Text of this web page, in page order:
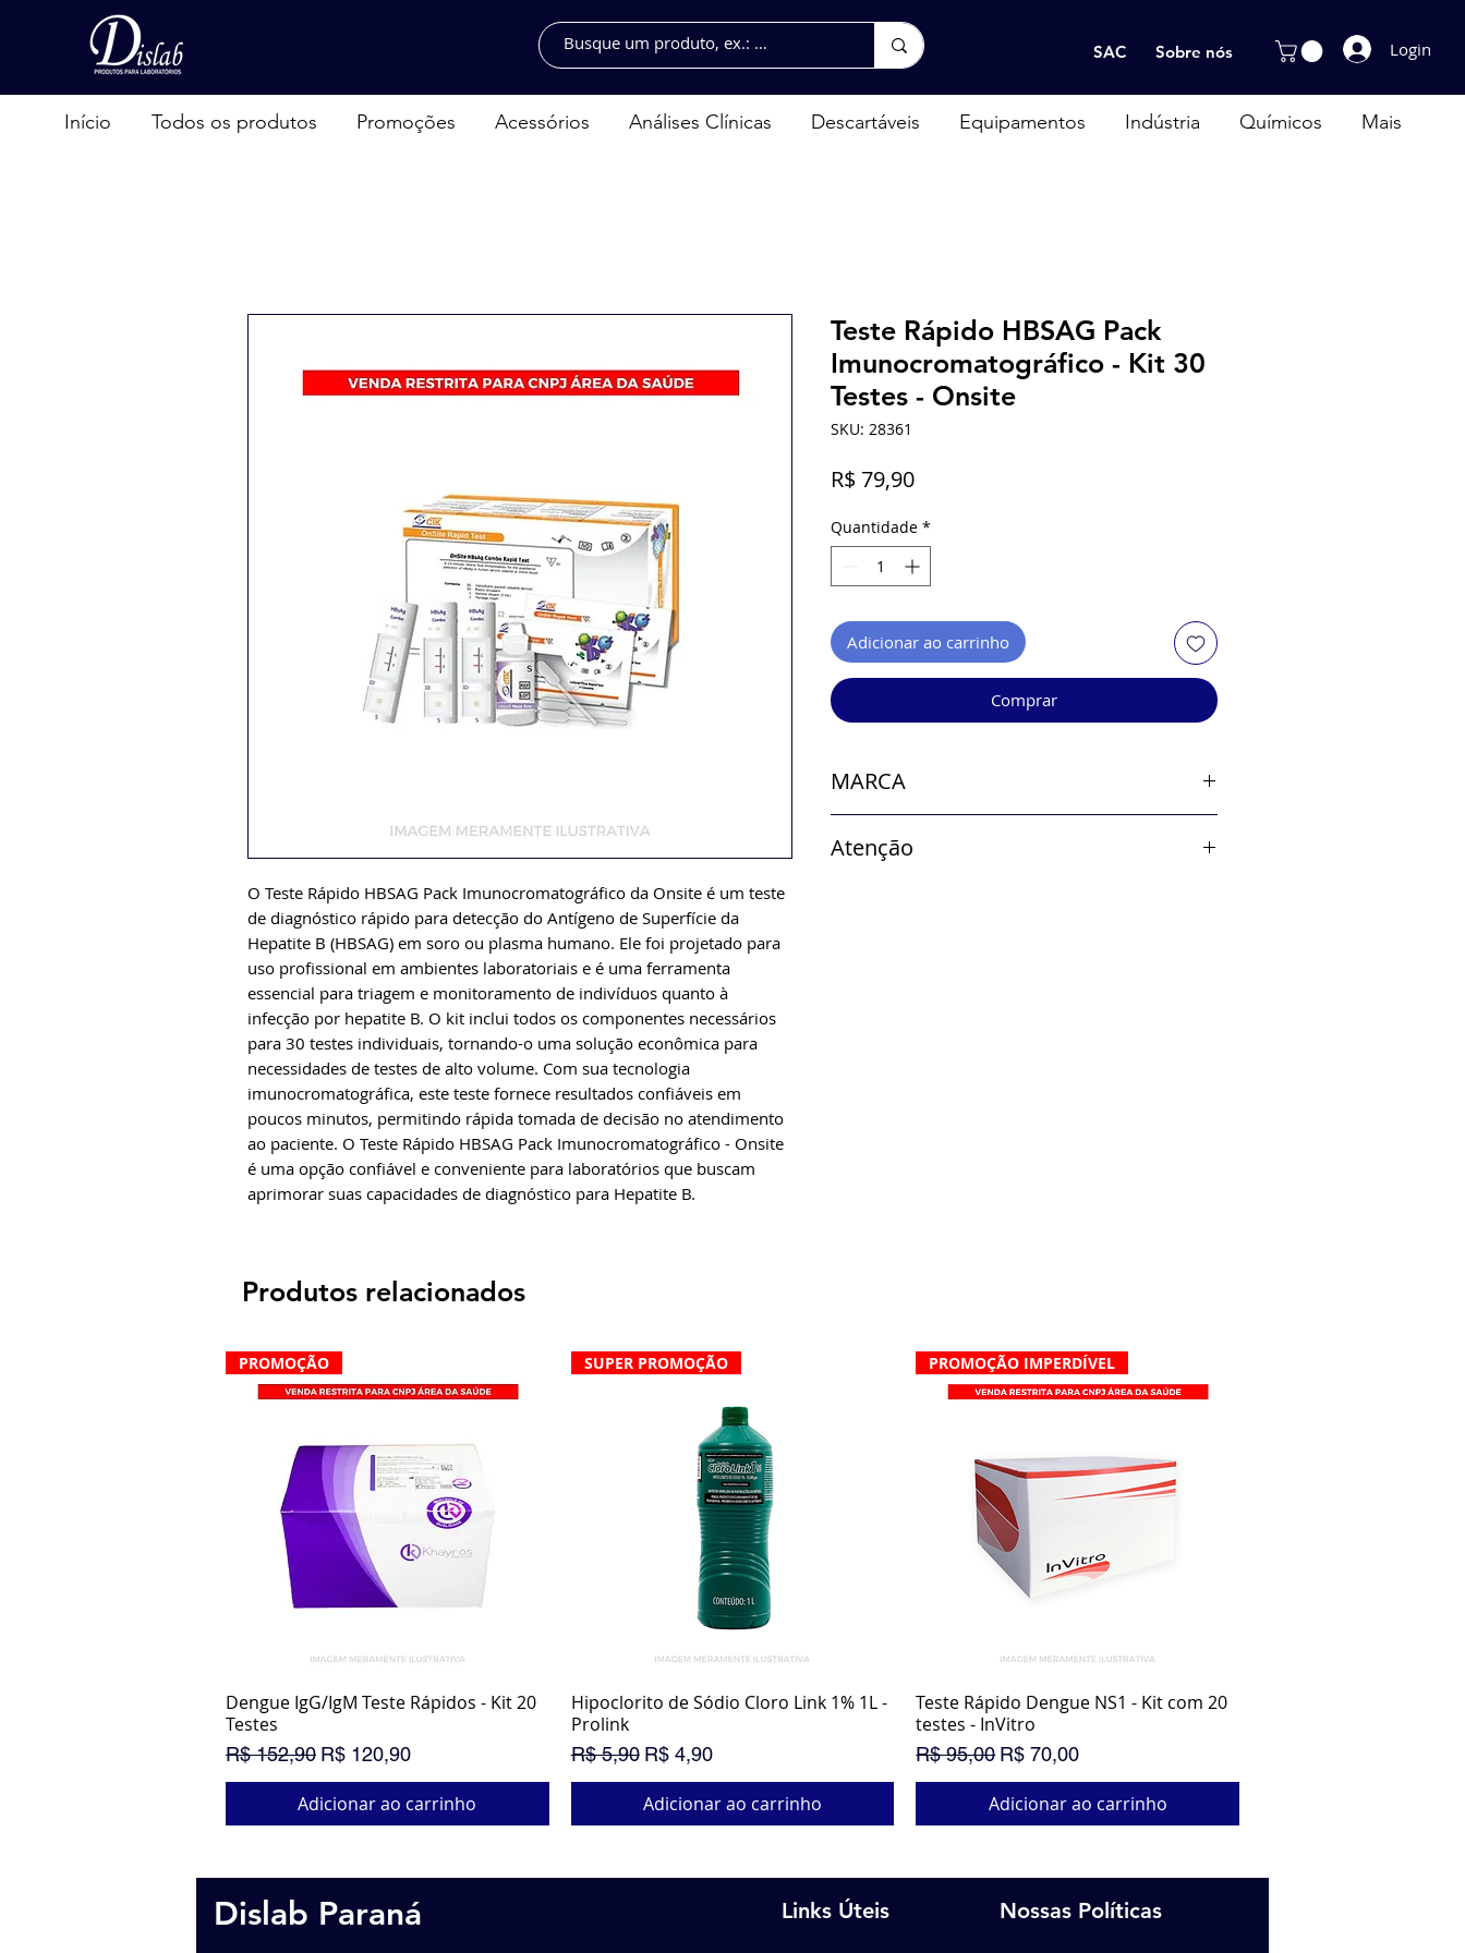
SAC Sobre nós Login
Início Todos os produtos Promoções Acessórios Análises Clínicas Descartáveis Equipamentos Indústria Químicos Mais
O Teste Rápido HBSAG Pack Imunocromatográfico da Onsite é um teste
de diagnóstico rápido para detecção do Antígeno de Superfície da
Hepatite B (HBSAG) em soro ou plasma humano. Ele foi projetado para
uso profissional em ambientes laboratoriais e é uma ferramenta
essencial para triagem e monitoramento de indivíduos quanto à
infecção por hepatite B. O kit inclui todos os componentes necessários
para 30 testes individuais, tornando-o uma solução econômica para
necessidades de testes de alto volume. Com sua tecnologia
imunocromatográfica, este teste fornece resultados confiáveis ​​em
poucos minutos, permitindo rápida tomada de decisão no atendimento
ao paciente. O Teste Rápido HBSAG Pack Imunocromatográfico - Onsite
é uma opção confiável e conveniente para laboratórios que buscam
aprimorar suas capacidades de diagnóstico para Hepatite B.
Teste Rápido HBSAG Pack
Imunocromatográfico - Kit 30
Testes - Onsite
SKU: 28361
R$ 79,90Preço
Quantidade *
Adicionar ao carrinho
Comprar
MARCA
Atenção
Produtos relacionados
Visualização rápida
PROMOÇÃO
Dengue IgG/IgM Teste Rápidos - Kit 20
Testes
Preço normal
R$ 152,90 Preço promocional
R$ 120,90
Adicionar ao carrinho
Visualização rápida
SUPER PROMOÇÃO
Hipoclorito de Sódio Cloro Link 1% 1L -
Prolink
Preço normal
R$ 5,90 Preço promocional
R$ 4,90
Adicionar ao carrinho
Visualização rápida
PROMOÇÃO IMPERDÍVEL
Teste Rápido Dengue NS1 - Kit com 20
testes - InVitro
Preço normal
R$ 95,00 Preço promocional
R$ 70,00
Adicionar ao carrinho
Dislab Paraná Links Úteis Nossas Políticas